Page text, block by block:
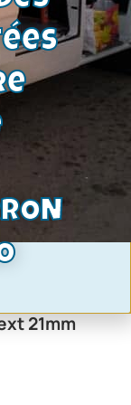
21mm